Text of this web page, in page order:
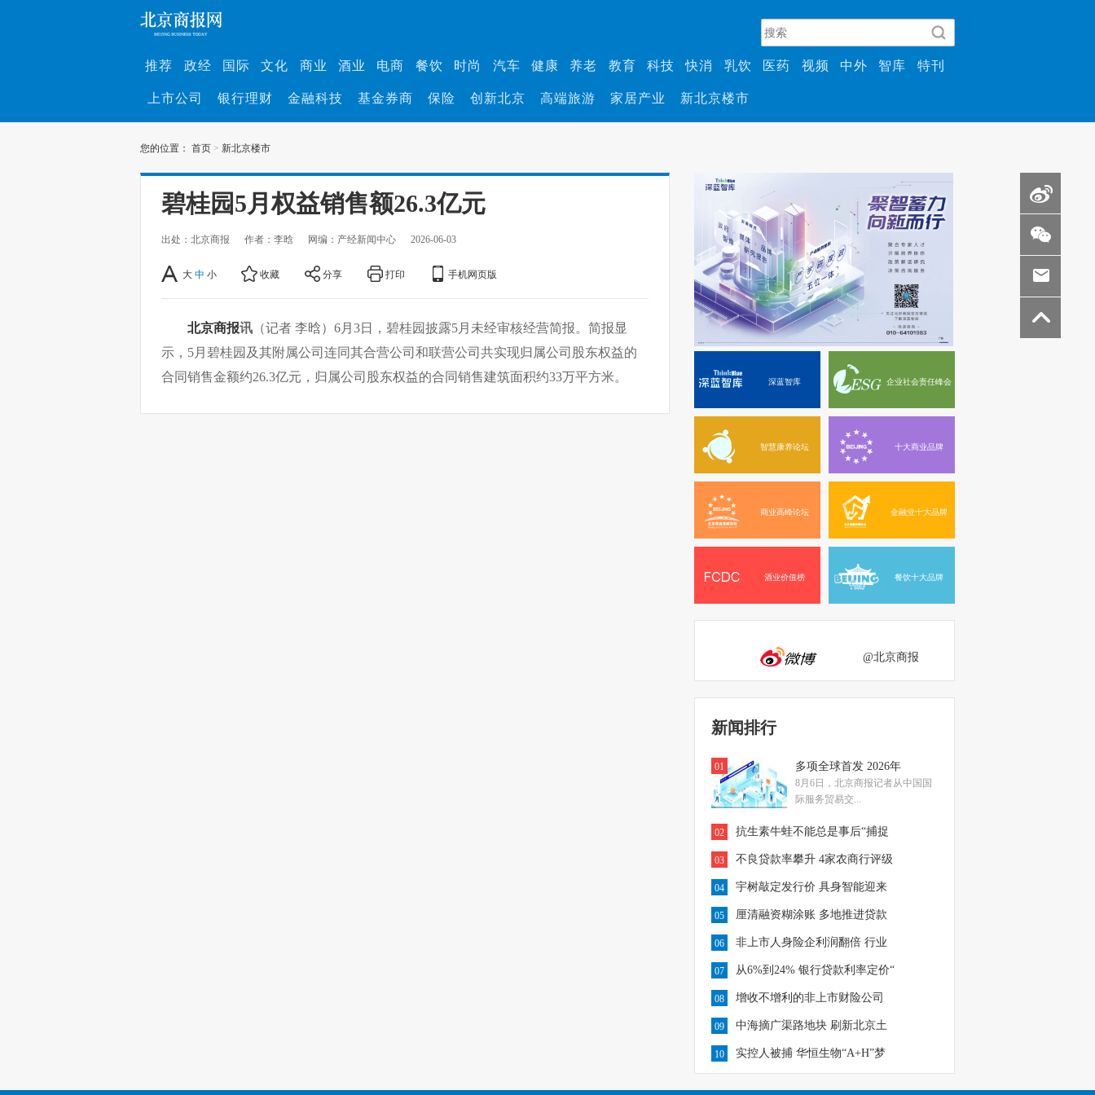
推荐 政经 国际 文化 商业 酒业 电商 餐饮 时尚 汽车 健康 养老 教育 科技 快消 乳饮 医药 视频 中外 智库 特刊
上市公司 银行理财 金融科技 基金券商 保险 创新北京 高端旅游 家居产业 新北京楼市
您的位置： 首页 > 新北京楼市
碧桂园5月权益销售额26.3亿元
出处：北京商报 作者：李晗 网编：产经新闻中心 2026-06-03
大 中 小 收藏 分享 打印 手机网页版
北京商报讯 （记者 李晗）6月3日，碧桂园披露5月未经审核经营简报。简报显
示，5月碧桂园及其附属公司连同其合营公司和联营公司共实现归属公司股东权益的
合同销售金额约26.3亿元，归属公司股东权益的合同销售建筑面积约33万平方米。
深蓝智库 企业社会责任峰会
智慧康养论坛 十大商业品牌
商业高峰论坛 金融业十大品牌
酒业价值榜 餐饮十大品牌
@北京商报
新闻排行
01 多项全球首发 2026年
8月6日，北京商报记者从中国国
际服务贸易交...
02 抗生素牛蛙不能总是事后“捕捉
03 不良贷款率攀升 4家农商行评级
04 宇树敲定发行价 具身智能迎来
05 厘清融资糊涂账 多地推进贷款
06 非上市人身险企利润翻倍 行业
07 从6%到24% 银行贷款利率定价“
08 增收不增利的非上市财险公司
09 中海摘广渠路地块 刷新北京土
10 实控人被捕 华恒生物“A+H”梦